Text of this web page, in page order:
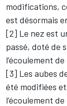
modifications,
est désormais
[2] Le nez est
passé, doté de
l’écoulement
[3] Les aubes
été modifiées
l’écoulement